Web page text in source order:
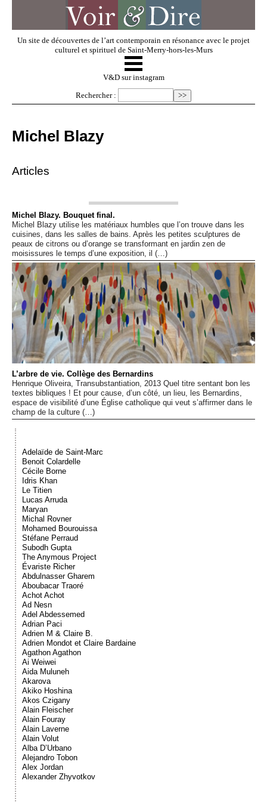
Un site de découvertes de l’art contemporain en résonance avec le projet
culturel et spirituel de Saint-Merry-hors-les-Murs
V & D
Dossiers
Événements
Sacré
Cousinages
☰
V&D sur instagram
Rechercher :
Michel Blazy
Articles
Michel Blazy. Bouquet final.
Michel Blazy utilise les matériaux humbles que l’on trouve dans les
cuisines, dans les salles de bains. Après les petites sculptures de
peaux de citrons ou d’orange se transformant en jardin zen de
moisissures le temps d’une exposition, il (…)
L’arbre de vie. Collège des Bernardins
Henrique Oliveira, Transubstantiation, 2013 Quel titre sentant bon les
textes bibliques ! Et pour cause, d’un côté, un lieu, les Bernardins,
espace de visibilité d’une Église catholique qui veut s’affirmer dans le
champ de la culture (…)
Adelaïde de Saint-Marc
Benoit Colardelle
Cécile Borne
Idris Khan
Le Titien
Lucas Arruda
Maryan
Michal Rovner
Mohamed Bourouissa
Stéfane Perraud
Subodh Gupta
The Anymous Project
Évariste Richer
Abdulnasser Gharem
Aboubacar Traoré
Achot Achot
Ad Nesn
Adel Abdessemed
Adrian Paci
Adrien M & Claire B.
Adrien Mondot et Claire Bardaine
Agathon Agathon
Ai Weiwei
Aida Muluneh
Akarova
Akiko Hoshina
Akos Czigany
Alain Fleischer
Alain Fouray
Alain Laverne
Alain Volut
Alba D’Urbano
Alejandro Tobon
Alex Jordan
Alexander Zhyvotkov